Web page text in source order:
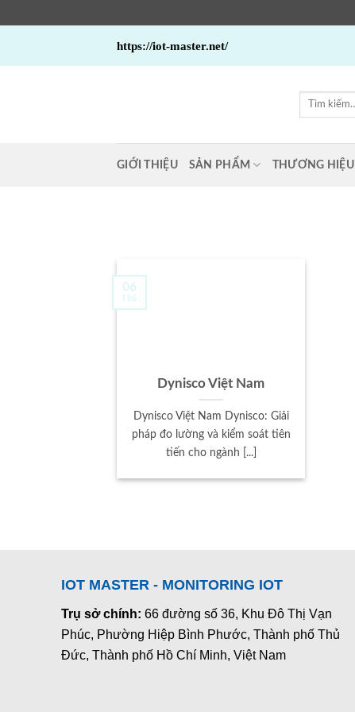
https://iot-master.net/
Tìm
GIỚI THIỆU SẢN PHẨM THƯƠNG HIỆU
Dynisco Việt Nam
Dynisco Việt Nam Dynisco: Giải
pháp đo lường và kiểm soát tiên
tiến cho ngành [...]
06
Th6
IOT MASTER - MONITORING IOT
Trụ sở chính: 66 đường số 36, Khu Đô Thị Vạn
Phúc, Phường Hiệp Bình Phước, Thành phố Thủ
Đức, Thành phố Hồ Chí Minh, Việt Nam